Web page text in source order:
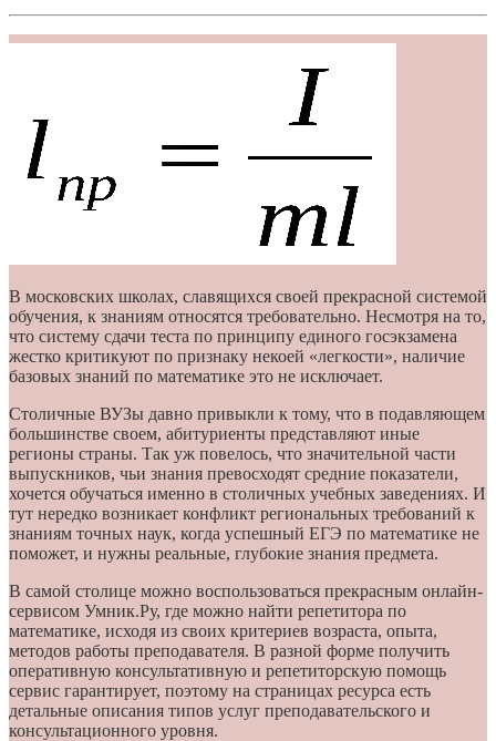
В московских школах, славящихся своей прекрасной системой
обучения, к знаниям относятся требовательно. Несмотря на то,
что систему сдачи теста по принципу единого госэкзамена
жестко критикуют по признаку некоей «легкости», наличие
базовых знаний по математике это не исключает.
Столичные ВУЗы давно привыкли к тому, что в подавляющем
большинстве своем, абитуриенты представляют иные
регионы страны. Так уж повелось, что значительной части
выпускников, чьи знания превосходят средние показатели,
хочется обучаться именно в столичных учебных заведениях. И
тут нередко возникает конфликт региональных требований к
знаниям точных наук, когда успешный ЕГЭ по математике не
поможет, и нужны реальные, глубокие знания предмета.
В самой столице можно воспользоваться прекрасным онлайн-
сервисом Умник.Ру, где можно найти репетитора по
математике, исходя из своих критериев возраста, опыта,
методов работы преподавателя. В разной форме получить
оперативную консультативную и репетиторскую помощь
сервис гарантирует, поэтому на страницах ресурса есть
детальные описания типов услуг преподавательского и
консультационного уровня.